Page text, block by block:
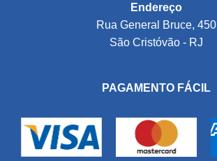
Endereço
Rua General Bruce, 450
São Cristóvão - RJ
PAGAMENTO FÁCIL